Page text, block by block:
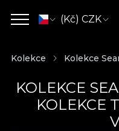
(Kč) CZK
Kolekce Kolekce
KOLEKCE
KOLEKCE